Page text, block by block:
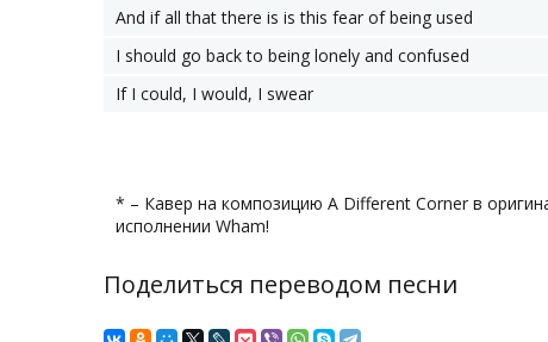
And if all that there is is this fear of being used
I should go back to being lonely and confused
If I could, I would, I swear
* – Кавер на композицию A Different Corner в
исполнении Wham!
Поделиться переводом песни